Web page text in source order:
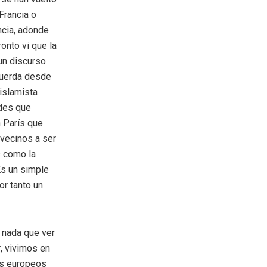
o
adonde
vi que la
discurso
desde
que
París que
a ser
como la
un simple
tanto un
que ver
vivimos en
europeos